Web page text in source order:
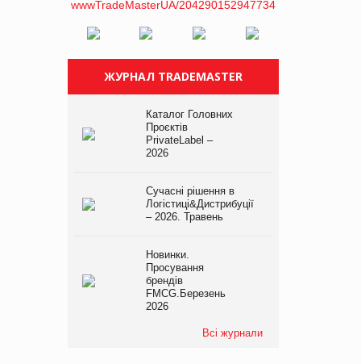
ЖУРНАЛ TRADEMASTER
Каталог Головних
Проєктів
PrivateLabel –
2026
Сучасні рішення в
Логістиці&Дистрибуції
– 2026. Травень
Новинки.
Просування
брендів
FMCG.Березень
2026
Всі журнали